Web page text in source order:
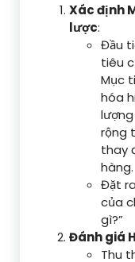
Xác định
lược:
Đầu
tiêu
Mục
hóa
rộng
thay
hàng.
Đặt
của
gì?”
Đánh giá
Thu